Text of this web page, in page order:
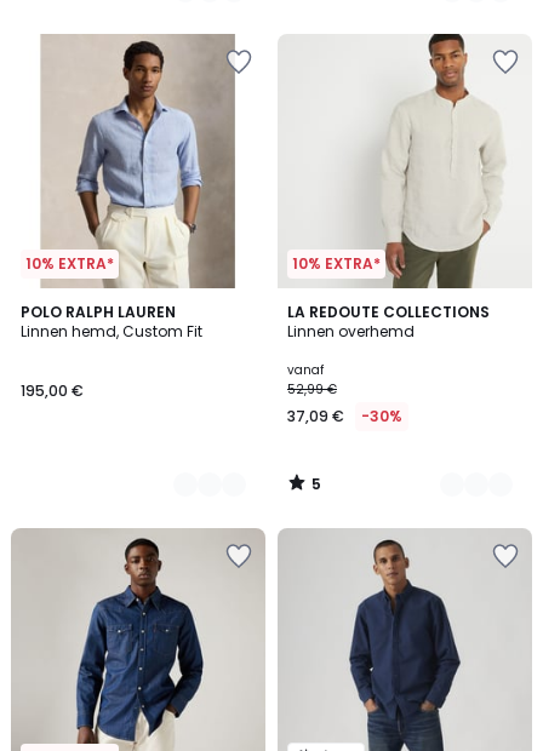
10% EXTRA*
POLO RALPH LAUREN
Linnen hemd, Custom Fit
195,00 €
2
Kleuren
10% EXTRA*
LA REDOUTE COLLECTIONS
Linnen overhemd
vanaf
52,99 €
37,09 € -30%
5
/
3
Kleuren
5
/